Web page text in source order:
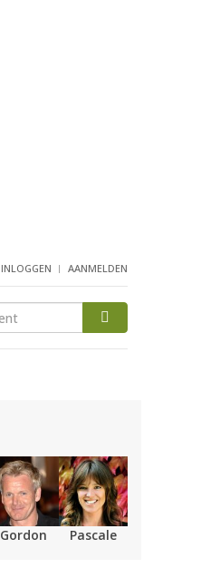
INLOGGEN AANMELDEN
Gordon Pascale